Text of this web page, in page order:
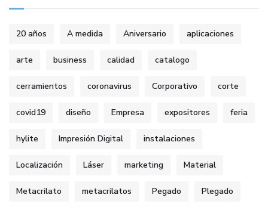
20 años A medida Aniversario aplicaciones
arte business calidad catalogo
cerramientos coronavirus Corporativo corte
covid19 diseño Empresa expositores feria
hylite Impresión Digital instalaciones
Localización Láser marketing Material
Metacrilato metacrilatos Pegado Plegado